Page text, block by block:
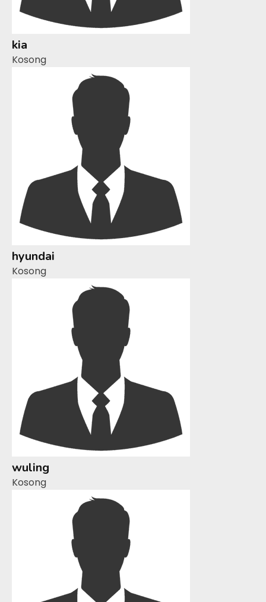
kia
Kosong
hyundai
Kosong
wuling
Kosong